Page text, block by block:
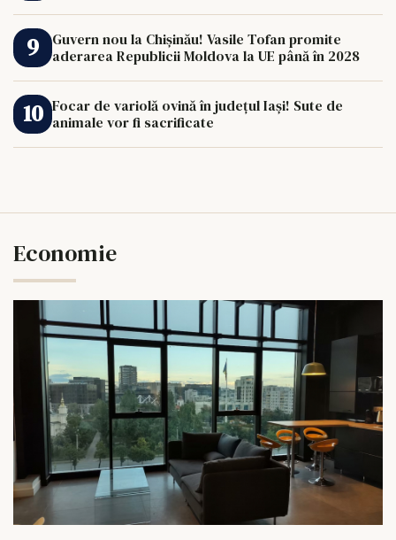
Guvern nou la Chișinău! Vasile Tofan promite
aderarea Republicii Moldova la UE până în 2028
Focar de variolă ovină în județul Iași! Sute de
animale vor fi sacrificate
Economie